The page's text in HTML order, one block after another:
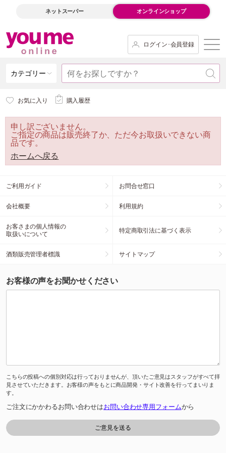
ネットスーパー オンラインショップ
ログイン･会員登録
カテゴリー
お気に入り 購入履歴
申し訳ございません。
ご指定の商品は販売終了か、ただ今お取扱いできない商
品です。
ホームへ戻る
ご利用ガイド お問合せ窓口
会社概要 利用規約
お客さまの個人情報の
取扱いについて
特定商取引法に基づく表示
酒類販売管理者標識 サイトマップ
お客様の声をお聞かせください
こちらの投稿への個別対応は行っておりませんが、頂いたご意見はスタッフがすべて拝
見させていただきます。お客様の声をもとに商品開発・サイト改善を行ってまいりま
す。
ご注文にかかわるお問い合わせはお問い合わせ専用フォームから